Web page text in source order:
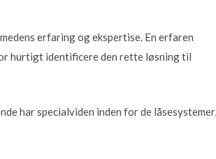
erfaring og ekspertise. En erfaren
hurtigt identificere den rette løsning til
har specialviden inden for de låsesystemer,